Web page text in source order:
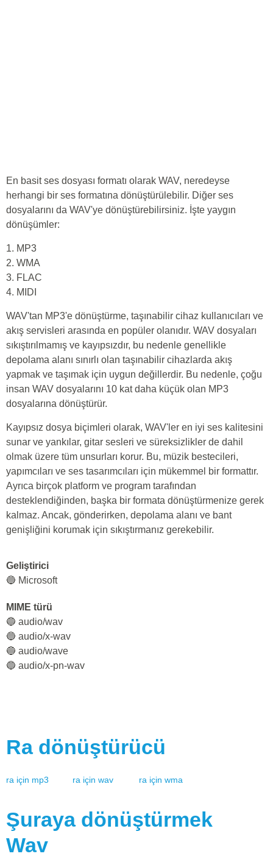
En basit ses dosyası formatı olarak WAV, neredeyse
herhangi bir ses formatına dönüştürülebilir. Diğer ses
dosyalarını da WAV'ye dönüştürebilirsiniz. İşte yaygın
dönüşümler:
1. MP3
2. WMA
3. FLAC
4. MIDI
WAV'tan MP3'e dönüştürme, taşınabilir cihaz kullanıcıları ve
akış servisleri arasında en popüler olanıdır. WAV dosyaları
sıkıştırılmamış ve kayıpsızdır, bu nedenle genellikle
depolama alanı sınırlı olan taşınabilir cihazlarda akış
yapmak ve taşımak için uygun değillerdir. Bu nedenle, çoğu
insan WAV dosyalarını 10 kat daha küçük olan MP3
dosyalarına dönüştürür.
Kayıpsız dosya biçimleri olarak, WAV'ler en iyi ses kalitesini
sunar ve yankılar, gitar sesleri ve süreksizlikler de dahil
olmak üzere tüm unsurları korur. Bu, müzik bestecileri,
yapımcıları ve ses tasarımcıları için mükemmel bir formattır.
Ayrıca birçok platform ve program tarafından
desteklendiğinden, başka bir formata dönüştürmenize gerek
kalmaz. Ancak, gönderirken, depolama alanı ve bant
genişliğini korumak için sıkıştırmanız gerekebilir.
Geliştirici
🔵 Microsoft
MIME türü
🔵 audio/wav
🔵 audio/x-wav
🔵 audio/wave
🔵 audio/x-pn-wav
Ra dönüştürücü
ra için mp3 ra için wav ra için wma
Şuraya dönüştürmek
Wav